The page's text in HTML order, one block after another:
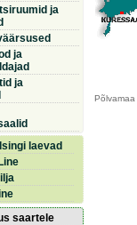
ja
ja
ja
laevad
saartele
Põlvamaa